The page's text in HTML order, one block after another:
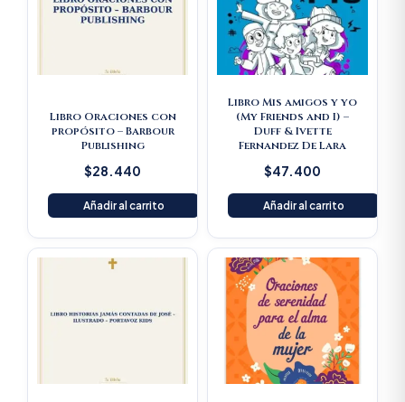
Libro Oraciones con
propósito – Barbour
Publishing
$28.440
Añadir al carrito
Libro Mis amigos y yo
(My Friends and I) –
Duff & Ivette
Fernandez De Lara
$47.400
Añadir al carrito